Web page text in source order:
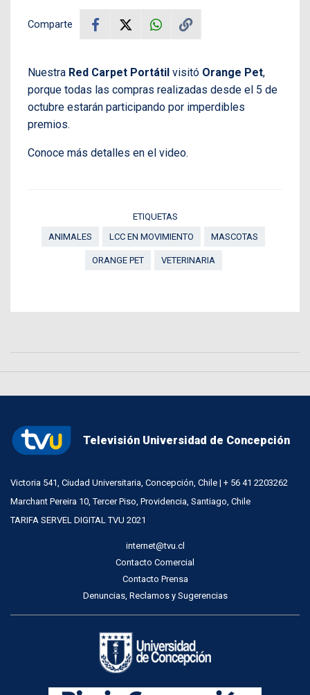
Comparte
Nuestra Red Carpet Portátil visitó Orange Pet,
porque todas las compras realizadas desde el 5 de
octubre estarán participando por imperdibles
premios.
Conoce más detalles en el video.
ETIQUETAS
ANIMALES
LCC EN MOVIMIENTO MASCOTAS
ORANGE PET VETERINARIA
Televisión Universidad de Concepción
Victoria 541, Ciudad Universitaria, Concepción, Chile | + 56 41 2203262
Marchant Pereira 10, Tercer Piso, Providencia, Santiago, Chile
TARIFA SERVEL DIGITAL TVU 2021
internet@tvu.cl
Contacto Comercial
Contacto Prensa
Denuncias, Reclamos y Sugerencias